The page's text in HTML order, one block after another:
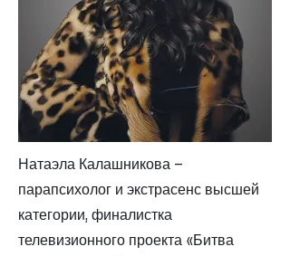
Натаэла Калашникова –
парапсихолог и экстрасенс высшей
категории, финалистка
телевизионного проекта «Битва